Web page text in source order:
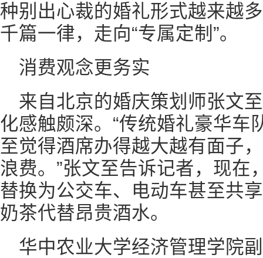
种别出心裁的婚礼形式越来越
千篇一律，走向“专属定制”。
消费观念更务实
来自北京的婚庆策划师张文
化感触颇深。“传统婚礼豪华车
至觉得酒席办得越大越有面子
浪费。”张文至告诉记者，现在
替换为公交车、电动车甚至共
奶茶代替昂贵酒水。
华中农业大学经济管理学院